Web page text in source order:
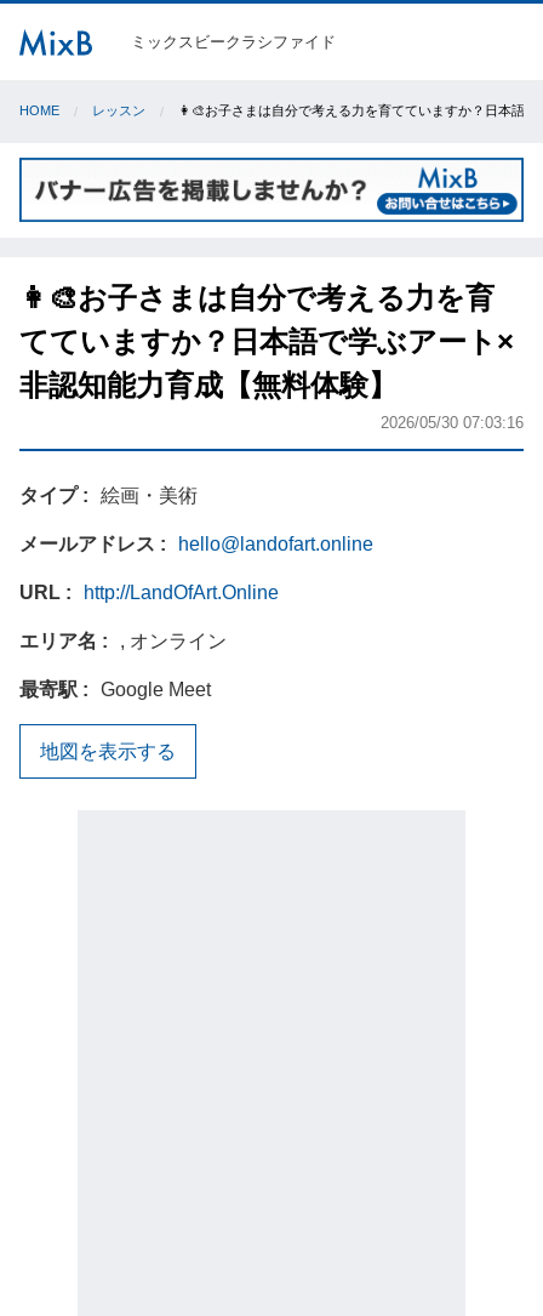
ミックスビークラシファイド
HOME レッスン 👩‍🎨お子さまは自分で考える力を育てていますか？日本語
👩‍🎨お子さまは自分で考える力を育
てていますか？日本語で学ぶアート×
非認知能力育成【無料体験】
2026/05/30 07:03:16
タイプ 絵画・美術
メールアドレス hello@landofart.online
URL http://LandOfArt.Online
エリア名 , オンライン
最寄駅 Google Meet
地図を表示する